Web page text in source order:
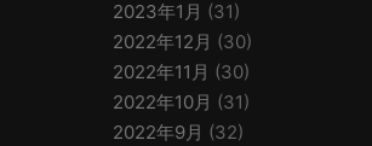
2023年1月 (31)
2022年12月 (30)
2022年11月 (30)
2022年10月 (31)
2022年9月 (32)